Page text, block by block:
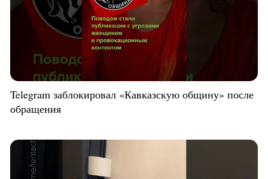
Telegram заблокировал «Кавказскую общину» после
обращения